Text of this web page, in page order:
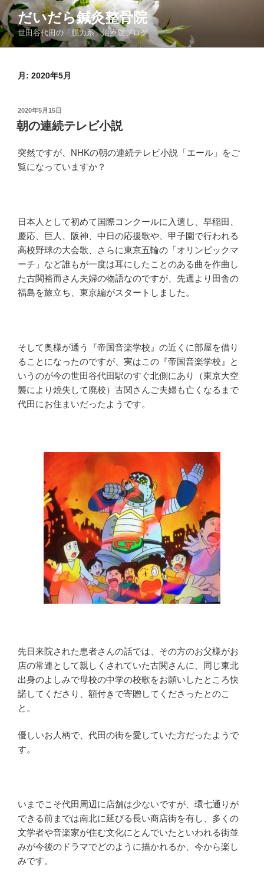
コ
ン
テ
ン
だいだら鍼灸整骨院
世田谷代田の「脱力系」治療院ブログ
月: 2020年5月
投
稿
日:
2020年5月15日
朝の連続テレビ小説
突然ですが、NHKの朝の連続テレビ小説「エール」をご
覧になっていますか？
日本人として初めて国際コンクールに入選し、早稲田、
慶応、巨人、阪神、中日の応援歌や、甲子園で行われる
高校野球の大会歌、さらに東京五輪の「オリンピックマ
ーチ」など誰もが一度は耳にしたことのある曲を作曲し
た古関裕而さん夫婦の物語なのですが、先週より田舎の
福島を旅立ち、東京編がスタートしました。
そして奥様が通う『帝国音楽学校』の近くに部屋を借り
ることになったのですが、実はこの『帝国音楽学校』と
いうのが今の世田谷代田駅のすぐ北側にあり（東京大空
襲により焼失して廃校）古関さんご夫婦も亡くなるまで
代田にお住まいだったようです。
先日来院された患者さんの話では、その方のお父様がお
店の常連として親しくされていた古関さんに、同じ東北
出身のよしみで母校の中学の校歌をお願いしたところ快
諾してくださり、額付きで寄贈してくださったとのこ
と。
優しいお人柄で、代田の街を愛していた方だったようで
す。
いまでこそ代田周辺に店舗は少ないですが、環七通りが
できる前までは南北に延びる長い商店街を有し、多くの
文学者や音楽家が住む文化にとんでいたといわれる街並
みが今後のドラマでどのように描かれるか、今から楽し
みです。